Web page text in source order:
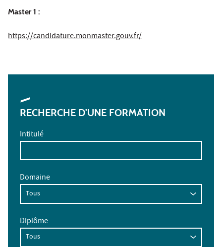
Master 1 :
https://candidature.monmaster.gouv.fr/
RECHERCHE D'UNE FORMATION
Intitulé
Domaine
Diplôme